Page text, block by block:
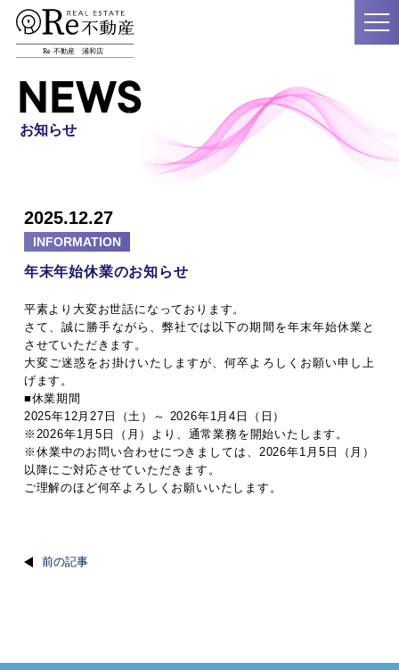
お知らせ
2025.12.27
INFORMATION
年末年始休業のお知らせ
平素より大変お世話になっております。
さて、誠に勝手ながら、弊社では以下の期間を年末年始休業と
させていただきます。
大変ご迷惑をお掛けいたしますが、何卒よろしくお願い申し上
げます。
■休業期間
2025年12月27日（土）～ 2026年1月4日（日）
※2026年1月5日（月）より、通常業務を開始いたします。
※休業中のお問い合わせにつきましては、2026年1月5日（月）
以降にご対応させていただきます。
ご理解のほど何卒よろしくお願いいたします。
前の記事